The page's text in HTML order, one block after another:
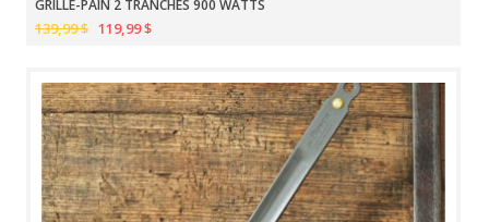
GRILLE-PAIN 2 TRANCHES 900 WATTS
139,99 $ 119,99 $